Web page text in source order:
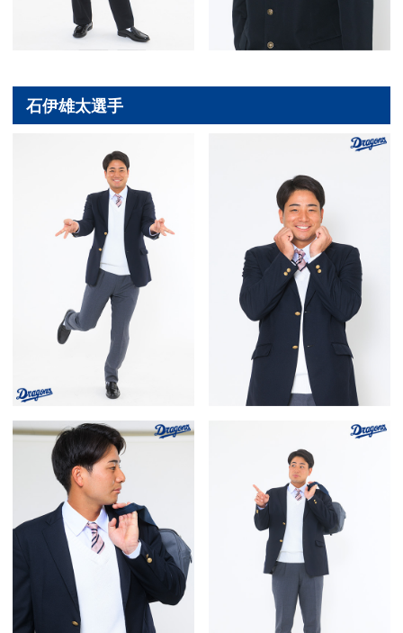
石伊雄太選手